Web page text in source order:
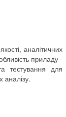
аналітичних
приладу -
тестування для
аналізу.